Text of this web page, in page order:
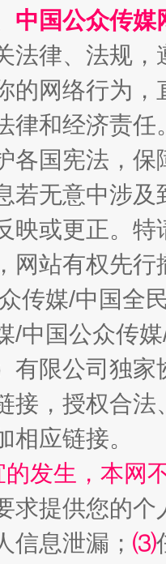
一
中国公众传
法律、法规
的网络行为
律和经济责
各国宪法，
若无意中涉
映或更正。
网站有权先
传媒/中国全
/中国公众传
有限公司独
接，授权合
相应链接。
的发生，本网
求提供您的个
信息泄漏； ⑶